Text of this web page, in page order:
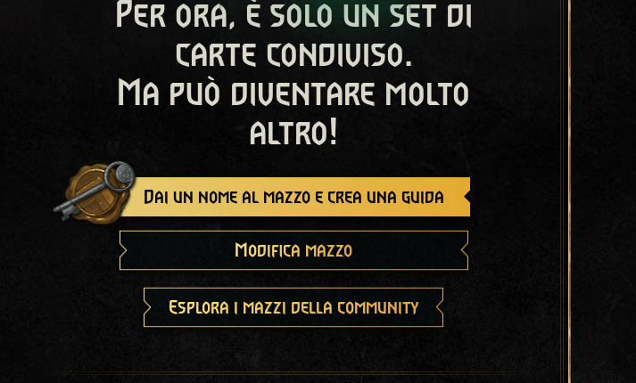
Per ora, è solo un set di
carte condiviso.
Ma può diventare molto
altro!
Dai un nome al mazzo e crea una guida
Modifica mazzo
Esplora i mazzi della community